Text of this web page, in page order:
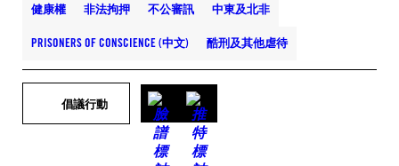
健康權 非法拘押 不公審訊 中東及北非
PRISONERS OF CONSCIENCE (中文) 酷刑及其他虐待
倡議行動